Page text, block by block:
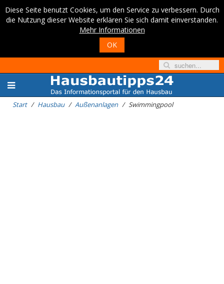
Diese Seite benutzt Cookies, um den Service zu verbessern. Durch
die Nutzung dieser Website erklären Sie sich damit einverstanden.
Mehr Informationen
OK
Start Hausbau Außenanlagen Swimmingpool